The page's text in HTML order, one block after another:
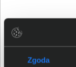
Zgoda
1 036,00 zł
netto: 842,28 zł